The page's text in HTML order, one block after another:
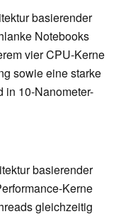
basierender
Notebooks
vier CPU-Kerne
sowie eine starke
in 10-Nanometer-
basierender
Kerne
gleichzeitig